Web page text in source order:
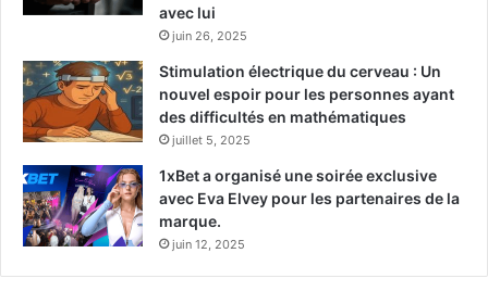
avec lui
juin 26, 2025
Stimulation électrique du cerveau : Un
nouvel espoir pour les personnes ayant
des difficultés en mathématiques
juillet 5, 2025
1xBet a organisé une soirée exclusive
avec Eva Elvey pour les partenaires de la
marque.
juin 12, 2025